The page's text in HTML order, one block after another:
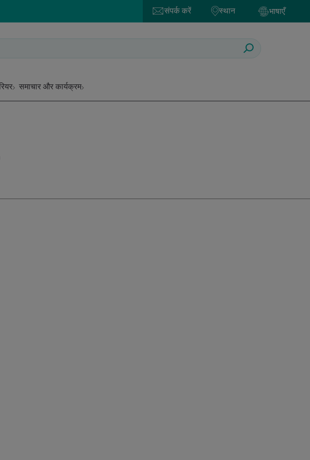
संपर्क करें स्थान भाषाएँ
समाचार और कार्यक्रम